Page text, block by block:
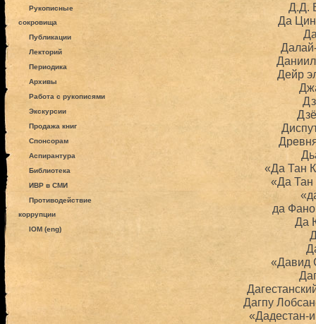
Рукописные
сокровища
Публикации
Лекторий
Периодика
Архивы
Работа с рукописями
Экскурсии
Продажа книг
Спонсорам
Аспирантура
Библиотека
ИВР в СМИ
Противодействие
коррупции
IOM (eng)
Д.Д.
Да Цин
Дейр
«Да Тан
«Да
да
Да
«Давид
Дагпу
«Дадестан-